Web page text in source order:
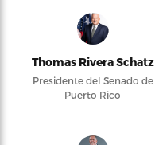
Thomas Rivera Schatz
Presidente del Senado de
Puerto Rico